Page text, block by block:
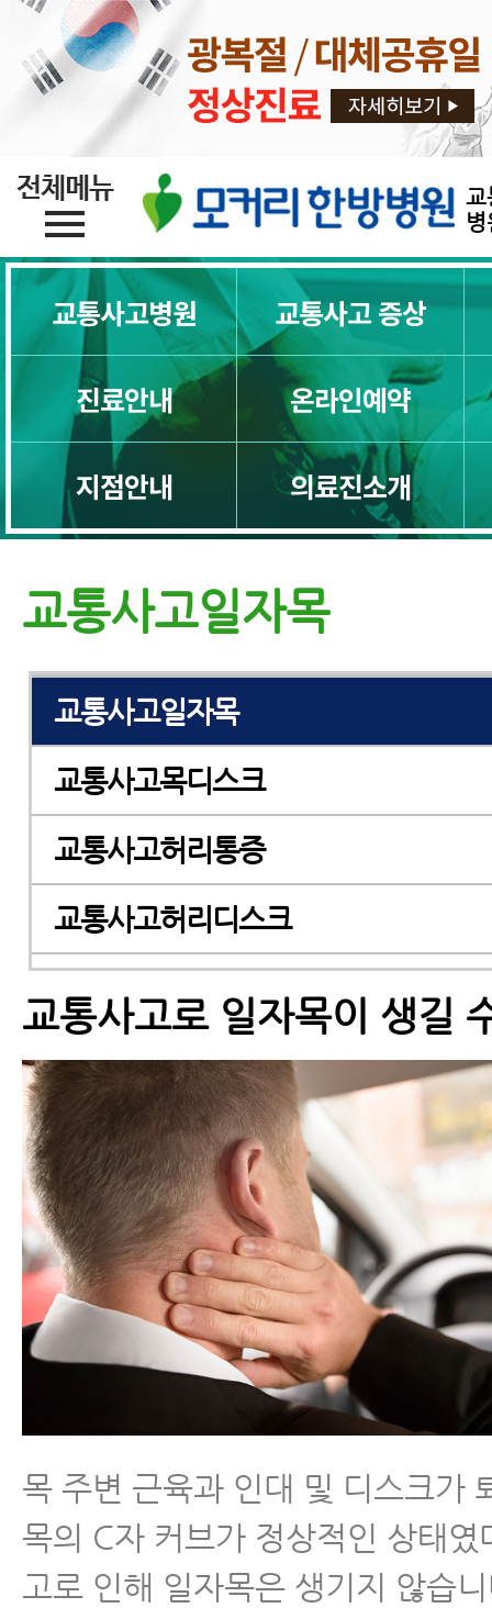
교
교통사고병원 교통사고 증상
진료안내 온라인예약
지점안내 의료진소개
교통사고일자목
교통사고 증상
교통사고후유증 치료를 한방 척추전
야 하는 10가지 이유
교통사고는 왜 다음날이 훨씬 더 아
명이 가능합니다.
교통사고후유증증상
교통사고후유증 두통
교통사고뇌진탕
교통사고후유증 한방치료
교통사고목통증
교통사고일자목
교통사고목디스크
교통사고허리통증
교통사고허리디스크
교통사고근육통
교통사고다리저림
교통사고두통
교통사고타박상
교통사고어혈
교통사고 검사
교통사고병원비(교통사고치료비)
교통사고로 일자목이 생길
목 주변 근육과 인대 및 디스크가
목의 C자 커브가 정상적인 상태였
고로 인해 일자목은 생기지 않습